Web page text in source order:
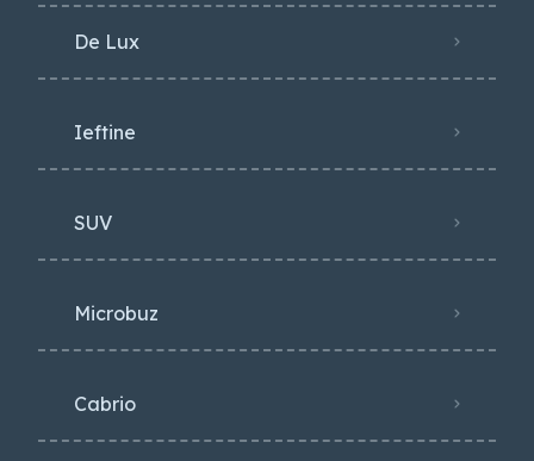
De Lux
Ieftine
SUV
Microbuz
Cabrio